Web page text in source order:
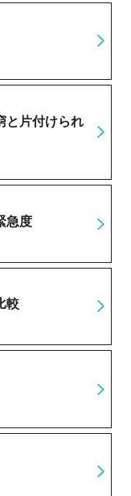
と片付けられ
急度
較